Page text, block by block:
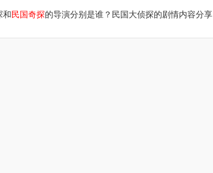
和民国奇探的导演分别是谁？民国大侦探的剧情内容分享